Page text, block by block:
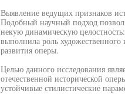
Выявление ведущих признаков
Подобный научный подход
некую динамическую
выполнила роль
развития оперы.
Целью данного исследования
отечественной исторической
устойчивые стилистические